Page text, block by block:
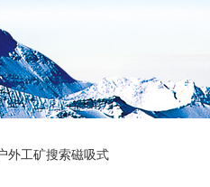
外工矿搜索磁吸式